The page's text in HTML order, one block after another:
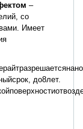
–
со
Имеет
до8лет.